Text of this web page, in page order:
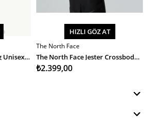
Jack Wolfskin Konya Bag Unisex Omuz Çantası
SEPETE EKLE
HIZLI GÖZ AT
The North Face
The North Face Jester Crossbody Unisex Omuz Çantası
₺2.399,00